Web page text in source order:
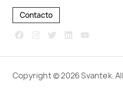
Contacto
Copyright © 2026 Svantek.